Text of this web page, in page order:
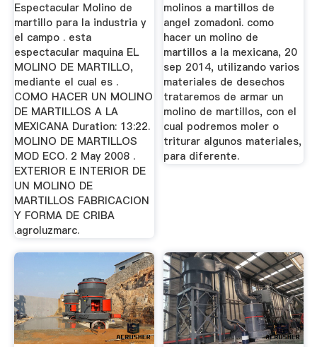
Espectacular Molino de
martillo para la industria y
el campo . esta
espectacular maquina EL
MOLINO DE MARTILLO,
mediante el cual es .
COMO HACER UN MOLINO
DE MARTILLOS A LA
MEXICANA Duration: 13:22.
MOLINO DE MARTILLOS
MOD ECO. 2 May 2008 .
EXTERIOR E INTERIOR DE
UN MOLINO DE
MARTILLOS FABRICACION
Y FORMA DE CRIBA
.agroluzmarc.
molinos a martillos de
angel zomadoni. como
hacer un molino de
martillos a la mexicana, 20
sep 2014, utilizando varios
materiales de desechos
trataremos de armar un
molino de martillos, con el
cual podremos moler o
triturar algunos materiales,
para diferente.